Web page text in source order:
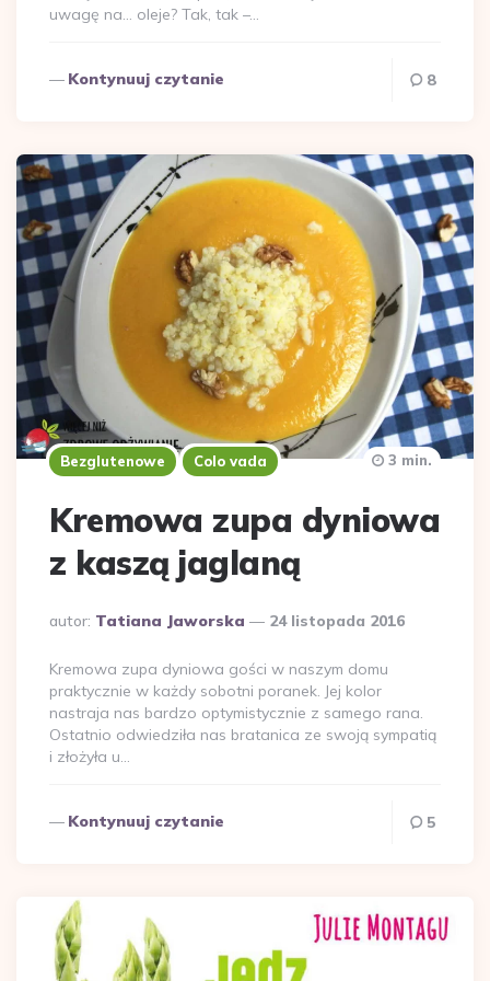
uwagę na… oleje? Tak, tak –…
Kontynuuj czytanie 8
Bezglutenowe Colo vada
Kremowa zupa dyniowa
z kaszą jaglaną
Dodane
autor: Tatiana Jaworska 24 listopada 2016
3 min.
Kremowa zupa dyniowa gości w naszym domu
praktycznie w każdy sobotni poranek. Jej kolor
nastraja nas bardzo optymistycznie z samego rana.
Ostatnio odwiedziła nas bratanica ze swoją sympatią
i złożyła u…
Kontynuuj czytanie 5